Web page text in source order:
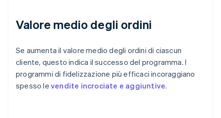
Valore medio degli ordini
Se aumenta il valore medio degli ordini di ciascun
cliente, questo indica il successo del programma. I
programmi di fidelizzazione più efficaci incoraggiano
spesso le vendite incrociate e aggiuntive.